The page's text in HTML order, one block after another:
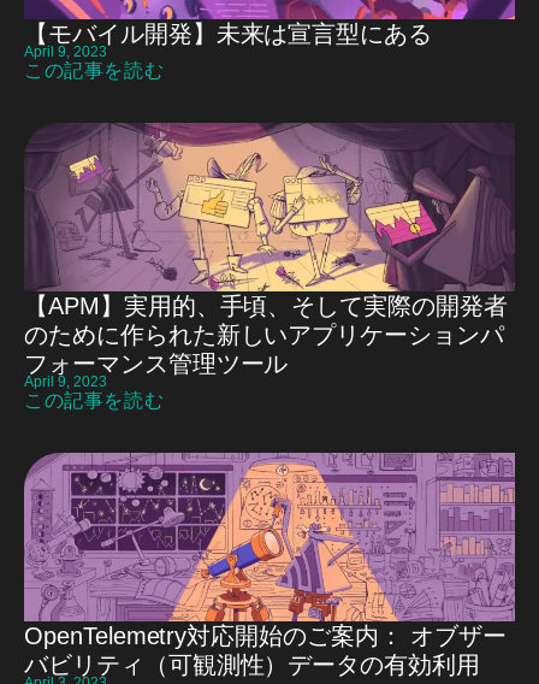
【モバイル開発】未来は宣言型にある
April 9, 2023
この記事を読む
【APM】実用的、手頃、そして実際の開発者
のために作られた新しいアプリケーションパ
フォーマンス管理ツール
April 9, 2023
この記事を読む
OpenTelemetry対応開始のご案内： オブザー
バビリティ（可観測性）データの有効利用